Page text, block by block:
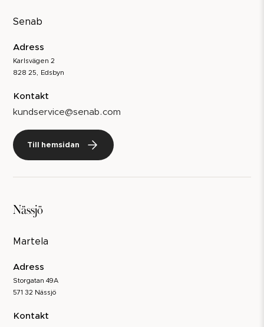
Senab
Adress
Karlsvägen 2
828 25, Edsbyn
Kontakt
kundservice@senab.com
Till hemsidan
Nässjö
Martela
Adress
Storgatan 49A
571 32 Nässjö
Kontakt